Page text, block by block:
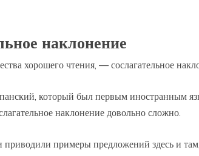
наклонение
хорошего чтения, — сослагательное
который был первым иностранным
наклонение довольно сложно.
​​приводили примеры предложений здесь и